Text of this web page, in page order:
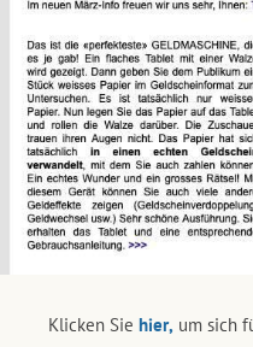
Klicken Sie hier, um sich